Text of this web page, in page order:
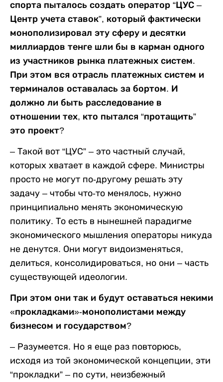
спорта пыталось создать оператор “ЦУС –
Центр учета ставок”, который фактически
монополизировал эту сферу и десятки
миллиардов тенге шли бы в карман одного
из участников рынка платежных систем.
При этом вся отрасль платежных систем и
терминалов оставалась за бортом. И
должно ли быть расследование в
отношении тех, кто пытался “протащить”
это проект?
– Такой вот “ЦУС” – это частный случай,
которых хватает в каждой сфере. Министры
просто не могут по-другому решать эту
задачу – чтобы что-то менялось, нужно
принципиально менять экономическую
политику. То есть в нынешней парадигме
экономического мышления операторы никуда
не денутся. Они могут видоизменяться,
делиться, консолидироваться, но они – часть
существующей идеологии.
При этом они так и будут оставаться некими
«прокладками»-монополистами между
бизнесом и государством?
– Разумеется. Но я еще раз повторюсь,
исходя из той экономической концепции, эти
“прокладки” – по сути, неизбежный